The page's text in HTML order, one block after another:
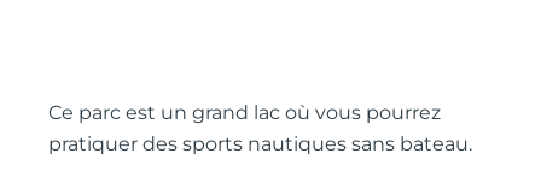
Ce parc est un grand lac où vous pourrez
pratiquer des sports nautiques sans bateau.